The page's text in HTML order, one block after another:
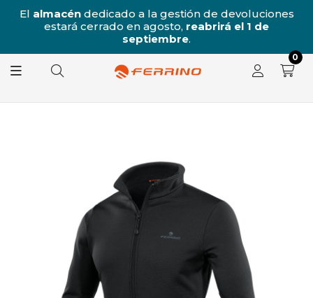
El almacéndedicado a la gestión de devoluciones
estará cerrado en agosto, reabrirá el 1 de
septiembre.
0